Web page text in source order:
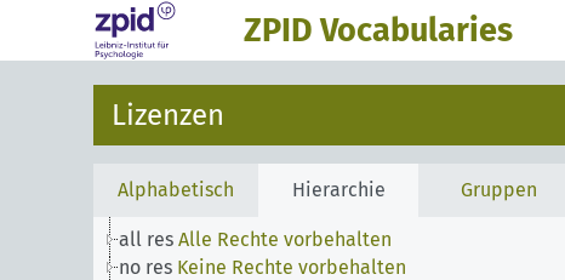
ZPID Vocabularies
Lizenzen
Alphabetisch Hierarchie Gruppen
all res Alle Rechte vorbehalten
no res Keine Rechte vorbehalten